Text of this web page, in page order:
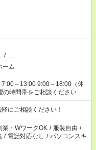
/ …
ーム
も相談OK！
にご相談ください！
業・WワークOK / 服装自由 /
/ 電話対応なし / パソコンスキ